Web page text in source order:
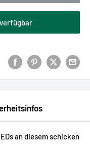
an diesem schicken